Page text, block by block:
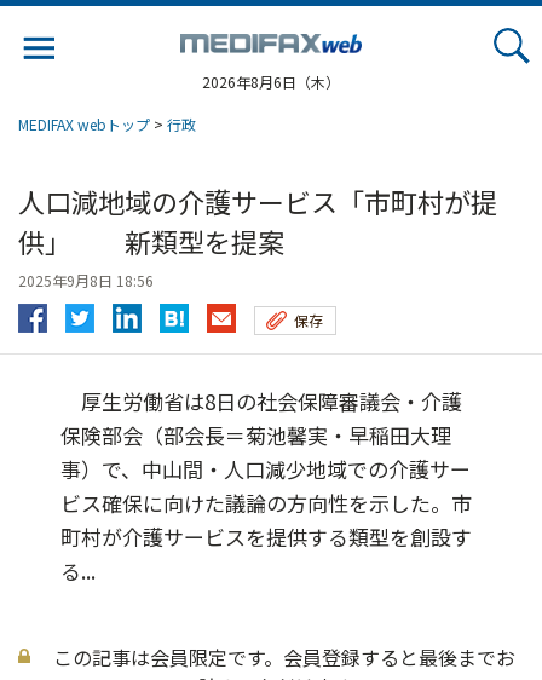
2026年8月6日（木）
MEDIFAX webトップ > 行政
人口減地域の介護サービス「市町村が提
供」 新類型を提案
2025年9月8日 18:56
保存
厚生労働省は8日の社会保障審議会・介護
保険部会（部会長＝菊池馨実・早稲田大理
事）で、中山間・人口減少地域での介護サー
ビス確保に向けた議論の方向性を示した。市
町村が介護サービスを提供する類型を創設す
る...
この記事は会員限定です。会員登録すると最後までお